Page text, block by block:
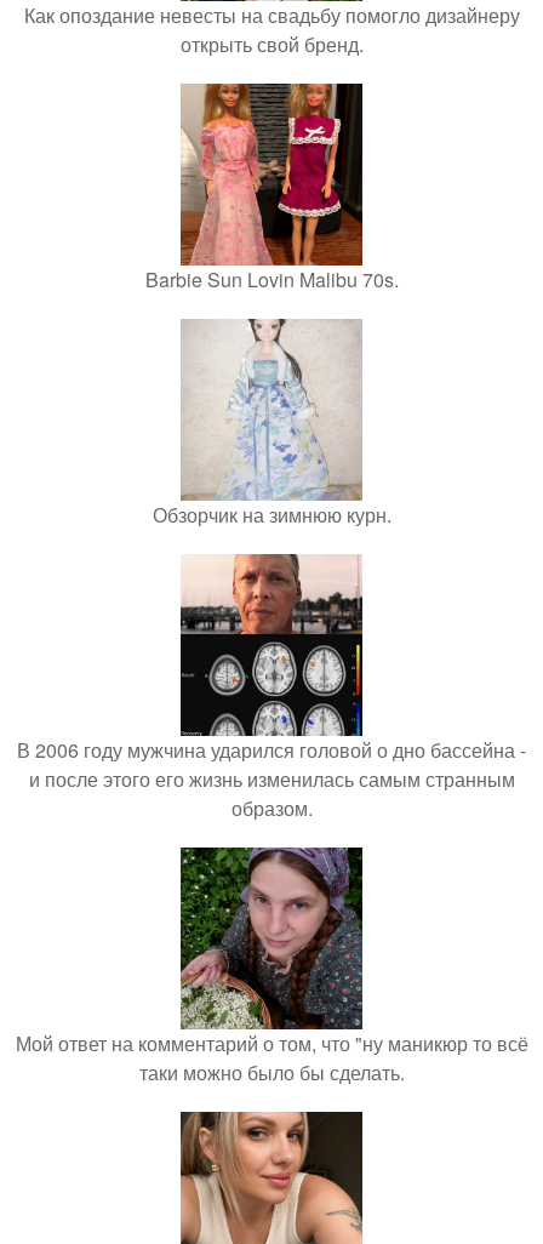
Как опоздание невесты на свадьбу помогло дизайнеру
открыть свой бренд.
Barbie Sun Lovin Malibu 70s.
Обзорчик на зимнюю курн.
В 2006 году мужчина ударился головой о дно бассейна -
и после этого его жизнь изменилась самым странным
образом.
Мой ответ на комментарий о том, что "ну маникюр то всё
таки можно было бы сделать.